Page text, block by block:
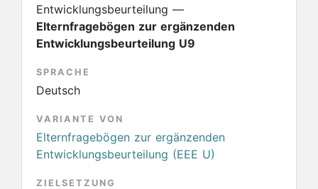
Entwicklungsbeurteilung —
Elternfragebögen zur ergänzenden
Entwicklungsbeurteilung U9
SPRACHE
Deutsch
VARIANTE VON
Elternfragebögen zur ergänzenden
Entwicklungsbeurteilung (EEE U)
ZIELSETZUNG